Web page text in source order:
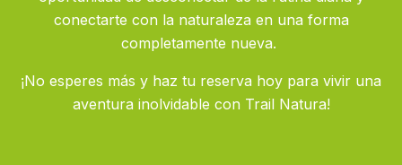
conectarte con la naturaleza en una forma
completamente nueva.
¡No esperes más y haz tu reserva hoy para vivir una
aventura inolvidable con Trail Natura!